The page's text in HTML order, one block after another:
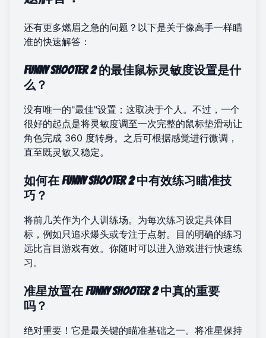
还有更多燃眉之急的问题？以下是关于像高手一样瞄
准的快速解答：
Funny Shooter 2 的最佳鼠标灵敏度设置是什
么？
没有唯一的"最佳"设置；这取决于个人。不过，一个
很好的起点是将灵敏度调至一次完整的鼠标垫滑动让
角色完成 360 度转身。之后可根据感觉进行微调，
直至既灵敏又稳定。
如何在 Funny Shooter 2 中有效练习瞄准技
巧？
将前几关作为个人训练场。为每次练习设定具体目
标，例如只追求爆头或专注于点射。目的明确的练习
远比盲目游戏有效。你随时可以进入游戏进行快速练
习。
准星放置在 Funny Shooter 2 中真的重要
吗？
绝对重要！它是最关键的瞄准基础之一。将准星保持